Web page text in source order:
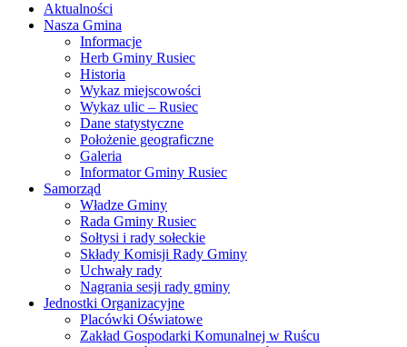
Aktualności
Nasza Gmina
Informacje
Herb Gminy Rusiec
Historia
Wykaz miejscowości
Wykaz ulic – Rusiec
Dane statystyczne
Położenie geograficzne
Galeria
Informator Gminy Rusiec
Samorząd
Władze Gminy
Rada Gminy Rusiec
Sołtysi i rady sołeckie
Składy Komisji Rady Gminy
Uchwały rady
Nagrania sesji rady gminy
Jednostki Organizacyjne
Placówki Oświatowe
Zakład Gospodarki Komunalnej w Ruścu